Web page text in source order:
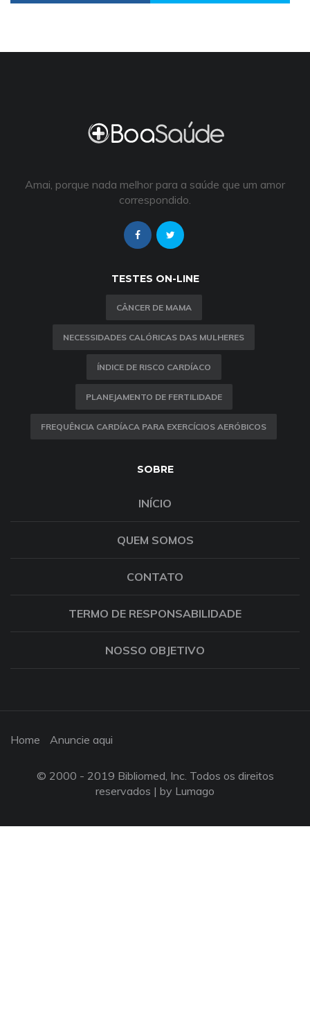
Amai, porque nada melhor para a saúde que um amor
correspondido.
TESTES ON-LINE
CÂNCER DE MAMA
NECESSIDADES CALÓRICAS DAS MULHERES
ÍNDICE DE RISCO CARDÍACO
PLANEJAMENTO DE FERTILIDADE
FREQUÊNCIA CARDÍACA PARA EXERCÍCIOS AERÓBICOS
SOBRE
INÍCIO
QUEM SOMOS
CONTATO
TERMO DE RESPONSABILIDADE
NOSSO OBJETIVO
Home Anuncie aqui
© 2000 - 2019 Bibliomed, Inc. Todos os direitos
reservados | by Lumago